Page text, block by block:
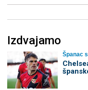
Izdvajamo
Španac